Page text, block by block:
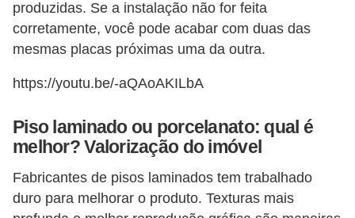
produzidas. Se a instalação não for feita
corretamente, você pode acabar com duas das
mesmas placas próximas uma da outra.
https://youtu.be/-aQAoAKILbA
Piso laminado ou porcelanato: qual é
melhor? Valorização do imóvel
Fabricantes de pisos laminados tem trabalhado
duro para melhorar o produto. Texturas mais